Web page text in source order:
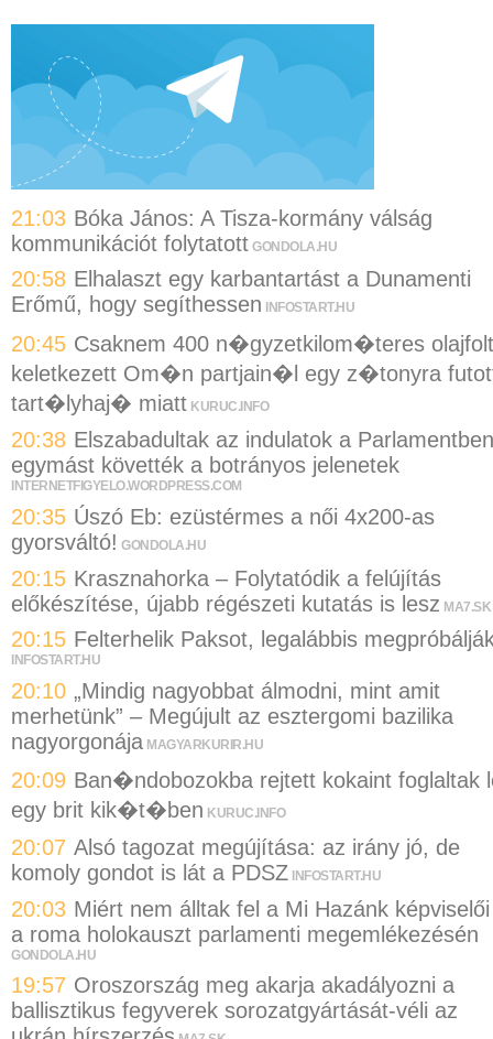
21:03 Bóka János: A Tisza-kormány válság
kommunikációt folytatott GONDOLA.HU
20:58 Elhalaszt egy karbantartást a Dunamenti
Erőmű, hogy segíthessen
INFOSTART.HU
20:45 Csaknem 400 n�gyzetkilom�teres olajfolt
keletkezett Om�n partjain�l egy z�tonyra
tart�lyhaj� miatt KURUC.INFO
20:38 Elszabadultak az indulatok a
egymást követték a botrányos jelenetek
INTERNETFIGYELO.WORDPRESS.COM
20:35 Úszó Eb: ezüstérmes a női 4x200-as
gyorsváltó! GONDOLA.HU
20:15 Krasznahorka – Folytatódik a felújítás
előkészítése, újabb régészeti kutatás is lesz MA7.SK
20:15 Felterhelik Paksot, legalábbis
INFOSTART.HU
20:10 „Mindig nagyobbat álmodni, mint amit
merhetünk” – Megújult az esztergomi bazilika
nagyorgonája MAGYARKURIR.HU
20:09 Ban�ndobozokba rejtett kokaint foglaltak
egy brit kik�t�ben KURUC.INFO
20:07 Alsó tagozat megújítása: az irány jó, de
komoly gondot is lát a PDSZ INFOSTART.HU
20:03 Miért nem álltak fel a Mi Hazánk képviselői
a roma holokauszt parlamenti megemlékezésén
GONDOLA.HU
19:57 Oroszország meg akarja akadályozni a
ballisztikus fegyverek sorozatgyártását-véli az